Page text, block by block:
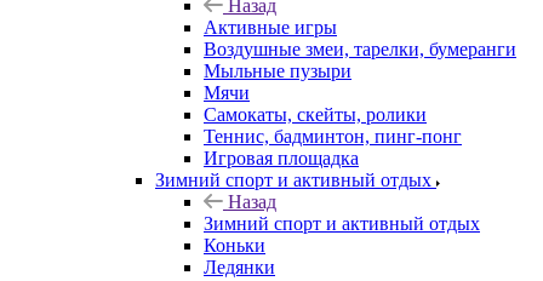
Назад
Активные игры
Воздушные змеи, тарелки, бумеранги
Мыльные пузыри
Мячи
Самокаты, скейты, ролики
Теннис, бадминтон, пинг-понг
Игровая площадка
Зимний спорт и активный отдых
Назад
Зимний спорт и активный отдых
Коньки
Ледянки